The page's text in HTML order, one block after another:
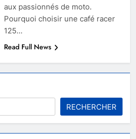
aux passionnés de moto.
Pourquoi choisir une café racer
125…
Read Full News
RECHERCHER